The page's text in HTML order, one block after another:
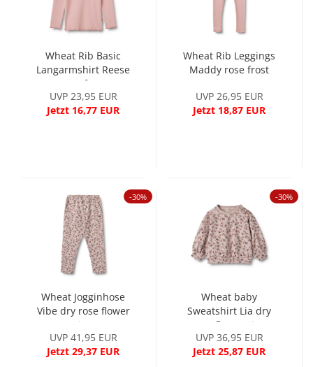
Wheat Rib Basic
Langarmshirt Reese
rose frost
UVP 23,95 EUR
Jetzt 16,77 EUR
Wheat Rib Leggings
Maddy rose frost
UVP 26,95 EUR
Jetzt 18,87 EUR
-30%
Wheat Jogginhose
Vibe dry rose flower
vine
UVP 41,95 EUR
Jetzt 29,37 EUR
-30%
Wheat baby
Sweatshirt Lia dry
rose flower vine
UVP 36,95 EUR
Jetzt 25,87 EUR